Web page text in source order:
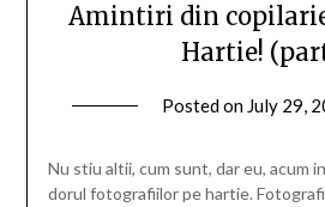
Amintiri din
Hartie!
Posted on July 29,
Nu stiu altii, cum sunt, dar eu, acum
dorul fotografiilor pe hartie.